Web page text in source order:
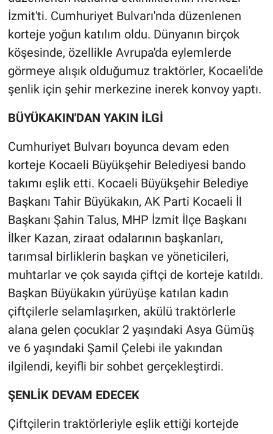
İzmit'ti. Cumhuriyet Bulvarı'nda düzenlenen
korteje yoğun katılım oldu. Dünyanın birçok
köşesinde, özellikle Avrupa'da eylemlerde
görmeye alışık olduğumuz traktörler, Kocaeli'de
şenlik için şehir merkezine inerek konvoy yaptı.
BÜYÜKAKIN'DAN YAKIN İLGİ
Cumhuriyet Bulvarı boyunca devam eden
korteje Kocaeli Büyükşehir Belediyesi bando
takımı eşlik etti. Kocaeli Büyükşehir Belediye
Başkanı Tahir Büyükakın, AK Parti Kocaeli İl
Başkanı Şahin Talus, MHP İzmit İlçe Başkanı
İlker Kazan, ziraat odalarının başkanları,
tarımsal birliklerin başkan ve yöneticileri,
muhtarlar ve çok sayıda çiftçi de korteje katıldı.
Başkan Büyükakın yürüyüşe katılan kadın
çiftçilerle selamlaşırken, akülü traktörlerle
alana gelen çocuklar 2 yaşındaki Asya Gümüş
ve 6 yaşındaki Şamil Çelebi ile yakından
ilgilendi, keyifli bir sohbet gerçekleştirdi.
ŞENLİK DEVAM EDECEK
Çiftçilerin traktörleriyle eşlik ettiği kortejde